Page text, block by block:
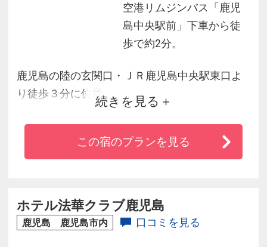
空港リムジンバス「鹿児
島中央駅前」下車から徒
歩で約2分。
鹿児島の陸の玄関口・ＪＲ鹿児島中央駅東口よ
り徒歩３分に位置。
周辺には、ホテル横を流れる甲突川と緑地歩
道、
西郷隆盛公をはじめ偉人の名所も有。郷土感あ
キアロマ）大浴場も有ります。
続きを見る
この宿のプランを見る
ホテル法華クラブ鹿児島
鹿児島 鹿児島市内 口コミを見る